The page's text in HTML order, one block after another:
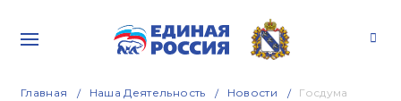
Главная Наша Деятельность Новости
Госдума